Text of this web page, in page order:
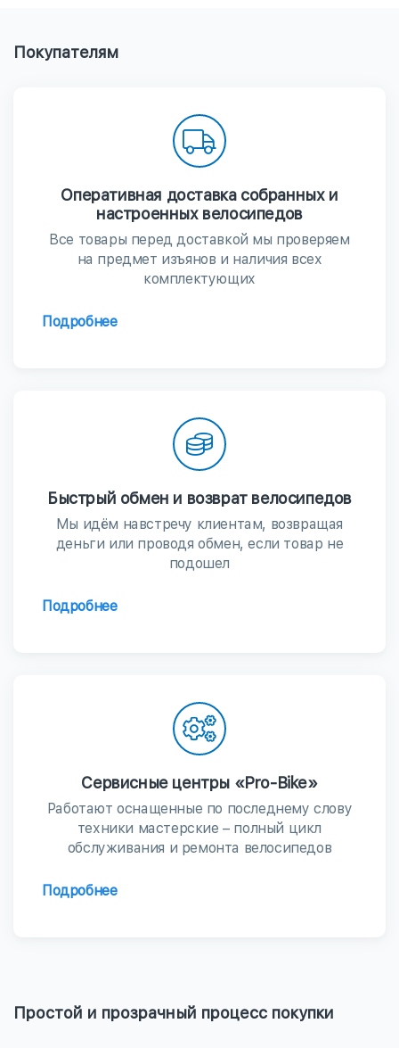
Покупателям
Оперативная доставка собранных и
настроенных велосипедов
Все товары перед доставкой мы проверяем
на предмет изъянов и наличия всех
комплектующих
Подробнее
Быстрый обмен и возврат велосипедов
Мы идём навстречу клиентам, возвращая
деньги или проводя обмен, если товар не
подошел
Подробнее
Сервисные центры «Pro-Bike»
Работают оснащенные по последнему слову
техники мастерские – полный цикл
обслуживания и ремонта велосипедов
Подробнее
Простой и прозрачный процесс покупки